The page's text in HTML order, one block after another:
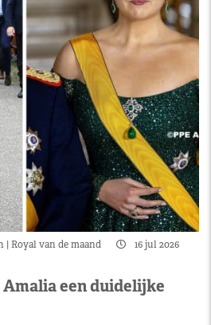
Royal van de maand
16 jul 2026
een duidelijke